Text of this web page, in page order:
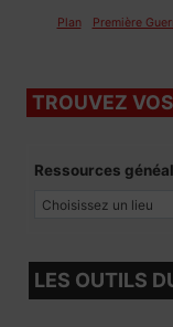
Plan Première
TROUVEZ
Ressources
LES OUTILS